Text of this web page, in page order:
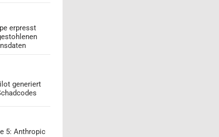
erpresst
generiert
5: Anthropic